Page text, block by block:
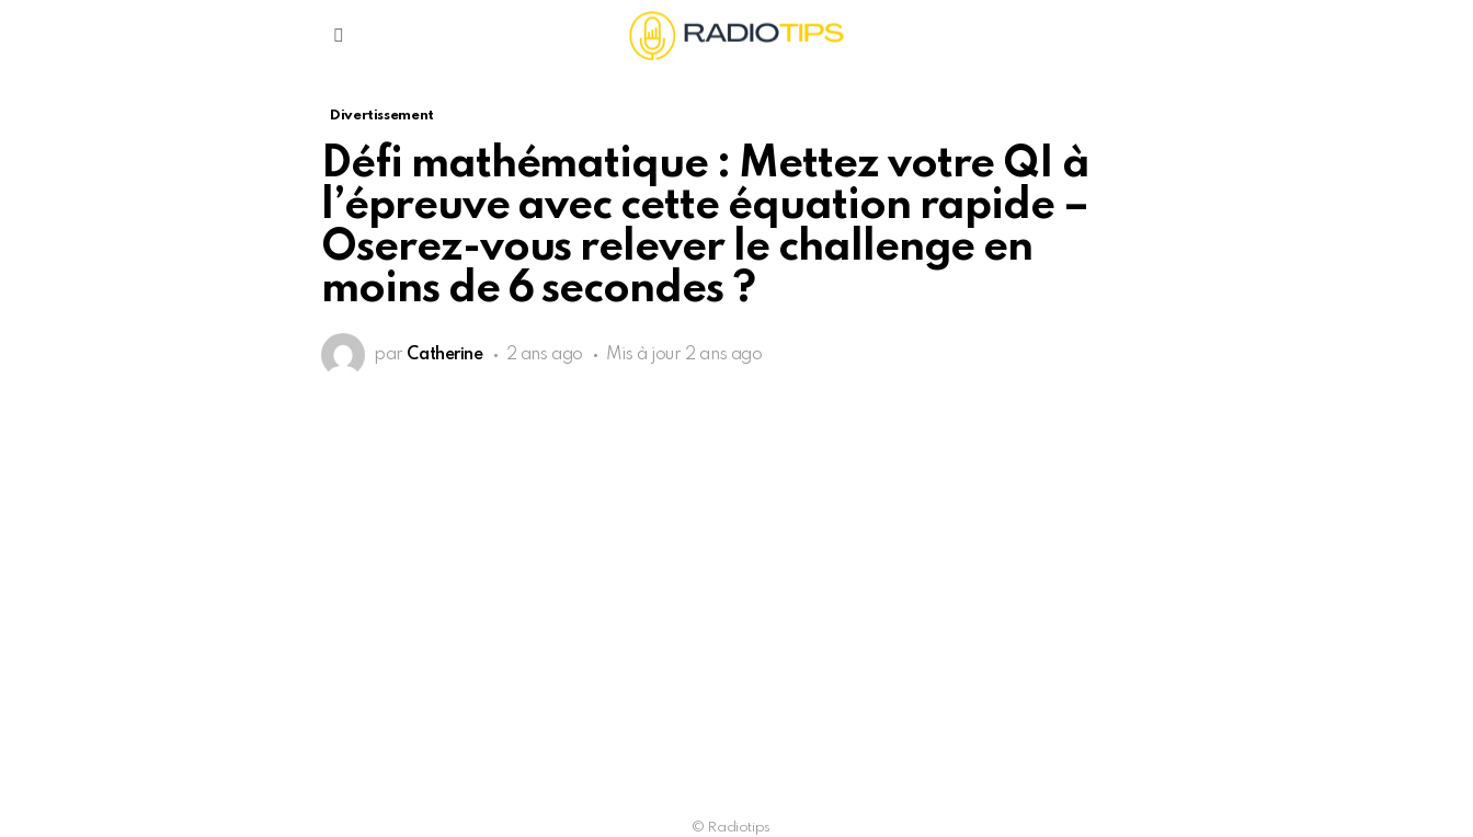
Divertissement
Défi mathématique : Mettez votre QI à
l’épreuve avec cette équation rapide –
Oserez-vous relever le challenge en
moins de 6 secondes ?
par Catherine 2 ans ago Mis à jour 2 ans ago
© Radiotips